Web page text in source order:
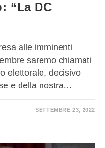
“La DC
alle imminenti
saremo chiamati
elettorale, decisivo
e della nostra…
SETTEMBRE 23, 2022